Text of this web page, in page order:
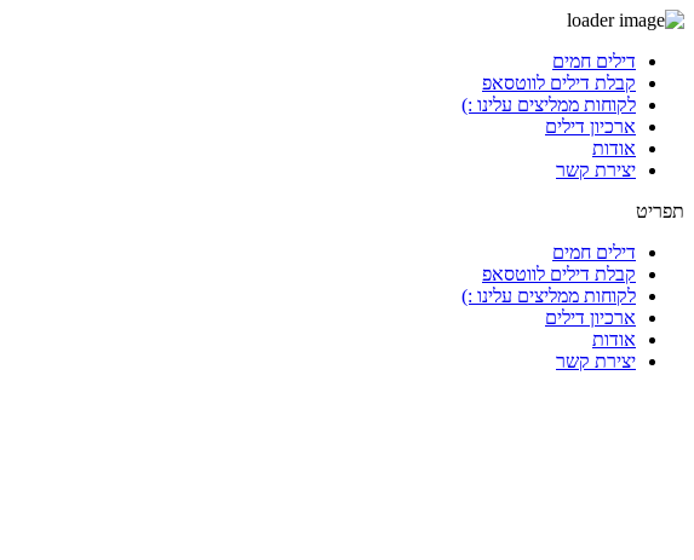
לתוכן
דילים חמים
קבלת דילים לווטסאפ
לקוחות ממליצים עלינו :)
ארכיון דילים
אודות
יצירת קשר
תפריט
דילים חמים
קבלת דילים לווטסאפ
לקוחות ממליצים עלינו :)
ארכיון דילים
אודות
יצירת קשר